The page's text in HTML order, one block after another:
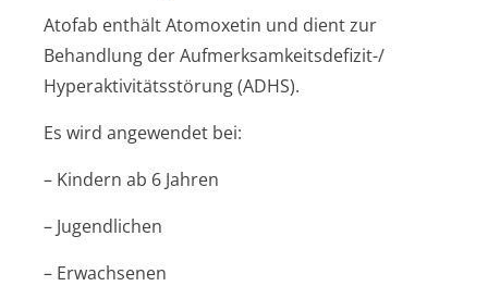
Atofab enthält Atomoxetin und dient zur
Behandlung der Aufmerksamkeit­sdefizit-/
Hyperaktivitätsstörung (ADHS).
Es wird angewendet bei:
– Kindern ab 6 Jahren
– Jugendlichen
– Erwachsenen